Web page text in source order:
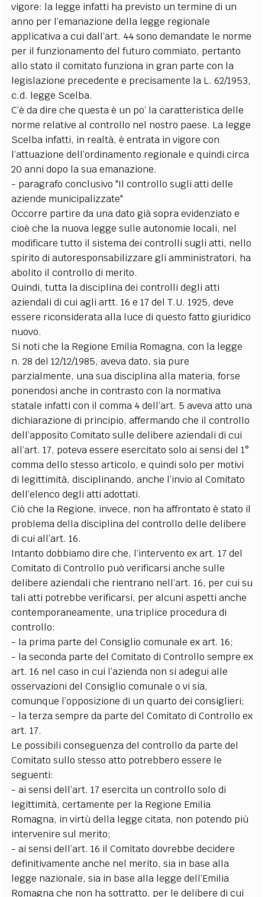
vigore: la legge infatti ha previsto un termine di un
anno per l’emanazione della legge regionale
applicativa a cui dall’art. 44 sono demandate le norme
per il funzionamento del futuro commiato, pertanto
allo stato il comitato funziona in gran parte con la
legislazione precedente e precisamente la L. 62/1953,
c.d. legge Scelba.
C’è da dire che questa è un po’ la caratteristica delle
norme relative al controllo nel nostro paese. La legge
Scelba infatti, in realtà, è entrata in vigore con
l’attuazione dell’ordinamento regionale e quindi circa
20 anni dopo la sua emanazione.
- paragrafo conclusivo "Il controllo sugli atti delle
aziende municipalizzate"
Occorre partire da una dato già sopra evidenziato e
cioè che la nuova legge sulle autonomie locali, nel
modificare tutto il sistema dei controlli sugli atti, nello
spirito di autoresponsabilizzare gli amministratori, ha
abolito il controllo di merito.
Quindi, tutta la disciplina dei controlli degli atti
aziendali di cui agli artt. 16 e 17 del T.U. 1925, deve
essere riconsiderata alla luce di questo fatto giuridico
nuovo.
Si noti che la Regione Emilia Romagna, con la legge
n. 28 del 12/12/1985, aveva dato, sia pure
parzialmente, una sua disciplina alla materia, forse
ponendosi anche in contrasto con la normativa
statale infatti con il comma 4 dell’art. 5 aveva atto una
dichiarazione di principio, affermando che il controllo
dell’apposito Comitato sulle delibere aziendali di cui
all’art. 17, poteva essere esercitato solo ai sensi del 1°
comma dello stesso articolo, e quindi solo per motivi
di legittimità, disciplinando, anche l’invio al Comitato
dell’elenco degli atti adottati.
Ciò che la Regione, invece, non ha affrontato è stato il
problema della disciplina del controllo delle delibere
di cui all’art. 16.
Intanto dobbiamo dire che, l’intervento ex art. 17 del
Comitato di Controllo può verificarsi anche sulle
delibere aziendali che rientrano nell’art. 16, per cui su
tali atti potrebbe verificarsi, per alcuni aspetti anche
contemporaneamente, una triplice procedura di
controllo:
- la prima parte del Consiglio comunale ex art. 16;
- la seconda parte del Comitato di Controllo sempre ex
art. 16 nel caso in cui l’azienda non si adegui alle
osservazioni del Consiglio comunale o vi sia,
comunque l’opposizione di un quarto dei consiglieri;
- la terza sempre da parte del Comitato di Controllo ex
art. 17.
Le possibili conseguenza del controllo da parte del
Comitato sullo stesso atto potrebbero essere le
seguenti:
- ai sensi dell’art. 17 esercita un controllo solo di
legittimità, certamente per la Regione Emilia
Romagna, in virtù della legge citata, non potendo più
intervenire sul merito;
- ai sensi dell’art. 16 il Comitato dovrebbe decidere
definitivamente anche nel merito, sia in base alla
legge nazionale, sia in base alla legge dell’Emilia
Romagna che non ha sottratto, per le delibere di cui